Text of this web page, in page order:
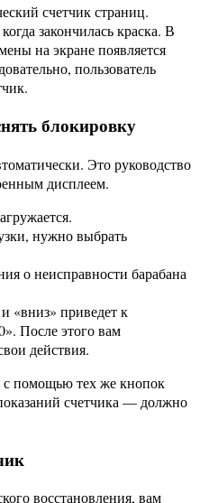
счетчик страниц.
закончилась краска. В
на экране появляется
пользователь
блокировку
Это руководство
дисплеем.
нужно выбрать
о неисправности барабана
«вниз» приведет к
После этого вам
действия.
помощью тех же кнопок
счетчика — должно
восстановления, вам